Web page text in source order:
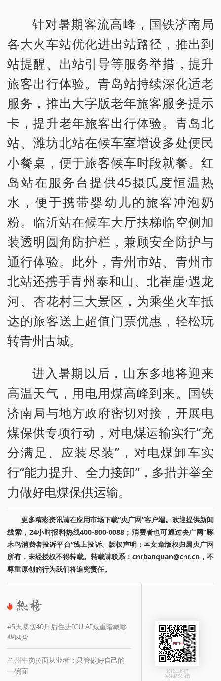
针对暑期客流高峰，国铁济南局
各大火车站优化进出站路径，推出到
站提醒、出站引导等服务举措，提升
旅客出行体验。青岛站持续深化适老
服务，推出大字版老年旅客服务提示
卡，提升老年旅客出行体验。青岛北
站、潍坊北站在候车室增设多处便民
小餐桌，便于旅客候车时段就餐。红
岛站在服务台提供45摄氏度恒温热
水，便于携带婴幼儿的旅客冲泡奶
粉。临沂站在候车大厅扶梯临空侧加
装透明圆角防护栏，兼顾安全防护与
通行体验。此外，青州市站、青州市
北站还携手青州泰和山、北崔崖·遇龙
河、杏花村三大景区，为乘坐火车抵
达的旅客送上超值门票优惠，轻松玩
转青州古城。
进入暑期以后，山东多地将迎来
高温天气，用电用煤高峰到来。国铁
济南局与地方政府密切对接，开展电
煤保供专项行动，对电煤运输实行“充
分满足、应装尽装”，对电煤卸车实
行“能力提升、全力接卸”，多措并举全
力做好电煤保供运输。
更多精彩资讯请在应用市场下载“央广网”客户端。欢迎提供新闻
线索，24小时报料热线400-800-0088；消费者也可通过央广网“啄
木鸟消费者投诉平台”线上投诉。版权声明：本文章版权归属央广网
所有，未经授权不得转载。转载请联系：cnrbanquan@cnr.cn，不
尊重原创的行为我们将追究责任。
45天暴瘦40斤后住进ICU AI减重暗藏哪
些风险
兰州牛肉拉面从业者：只管做好自己的
一碗面
长按二维码
关注精彩内容